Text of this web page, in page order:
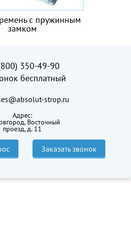
с пружинным
замком
350-49-90
бесплатный
strop.ru
Адрес:
Восточный
проезд, д. 11
Заказать звонок